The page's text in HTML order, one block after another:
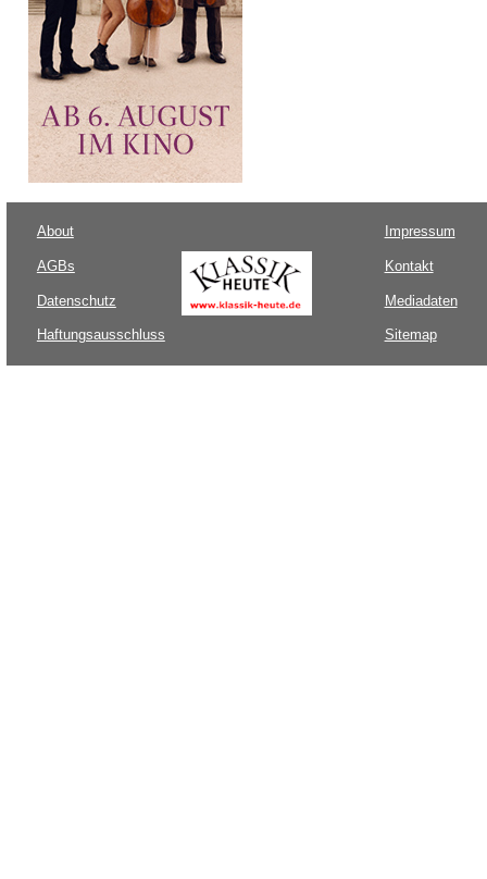
About
AGBs
Datenschutz
Haftungsausschluss
Impressum
Kontakt
Mediadaten
Sitemap